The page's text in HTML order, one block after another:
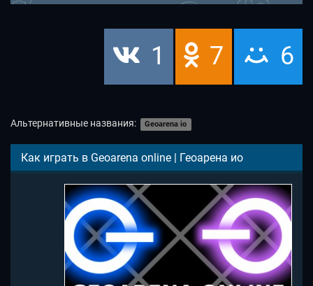
1 7 6
Альтернативные названия: Geoarena io
Как играть в Geoarena online | Геоарена ио